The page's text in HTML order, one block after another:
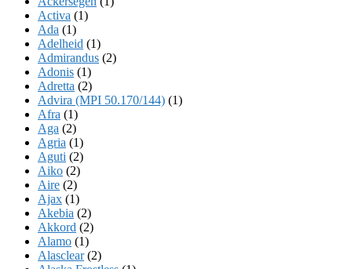
Activa (1)
Ada (1)
Adelheid (1)
Admirandus (2)
Adonis (1)
Adretta (2)
Advira (MPI 50.170/144) (1)
Afra (1)
Aga (2)
Agria (1)
Aguti (2)
Aiko (2)
Aire (2)
Ajax (1)
Akebia (2)
Akkord (2)
Alamo (1)
Alasclear(2)